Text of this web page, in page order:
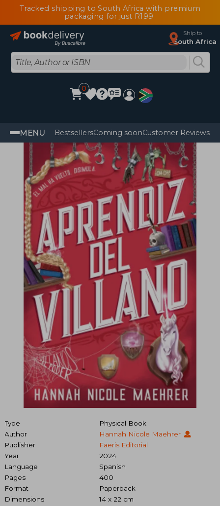
Tracked shipping to South Africa with premium
packaging for just R199
Ship to
South Africa
0
MENU BestsellersComing soonCustomer Reviews
Type
Physical Book
Author
Hannah Nicole Maehrer
Publisher
Faeris Editorial
Year
2024
Language
Spanish
Pages
400
Format
Paperback
Dimensions
14 x 22 cm